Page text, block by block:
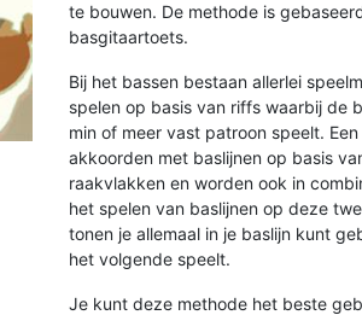
te bouwen. De methode is
basgitaartoets.
Bij het bassen bestaan allerlei
spelen op basis van riffs waarbij de
min of meer vast patroon speelt.
akkoorden met baslijnen op basis
raakvlakken en worden ook in
het spelen van baslijnen op deze
tonen je allemaal in je baslijn kunt
het volgende speelt.
Je kunt deze methode het beste